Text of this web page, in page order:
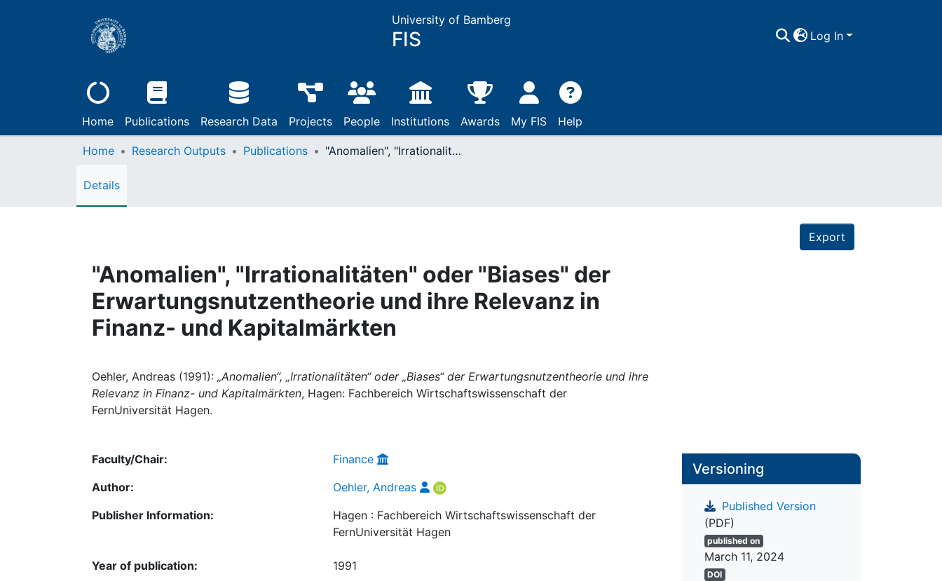
University of Bamberg
FIS Log In
Home Publications Research Data Projects People Institutions Awards My FIS Help
Home Research Outputs Publications "Anomalien", "Irrationalitäten" oder "Biases" der Erwartungsnutzentheorie und ihre Relevanz in Finanz- und Kapitalmärkten
Details
Export
"Anomalien", "Irrationalitäten" oder "Biases" der
Erwartungsnutzentheorie und ihre Relevanz in
Finanz- und Kapitalmärkten
Oehler, Andreas (1991): „Anomalien“, „Irrationalitäten“ oder „Biases“ der Erwartungsnutzentheorie und ihre
Relevanz in Finanz- und Kapitalmärkten, Hagen: Fachbereich Wirtschaftswissenschaft der
FernUniversität Hagen.
Faculty/Chair:
Finance
Author:
Oehler, Andreas
Publisher Information:
Hagen : Fachbereich Wirtschaftswissenschaft der
FernUniversität Hagen
Year of publication:
1991
Versioning
Published Version
(PDF)
published on
March 11, 2024
DOI